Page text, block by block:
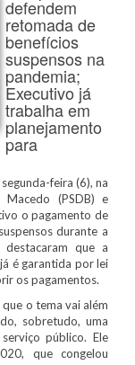
defendem
retomada de
benefícios
suspensos na
pandemia;
Executivo já
trabalha em
planejamento
para
feira (6), na
Macedo (PSDB) e
o pagamento de
durante a
que a
é garantida por lei
os pagamentos.
o tema vai além
sobretudo, uma
público. Ele
que congelou